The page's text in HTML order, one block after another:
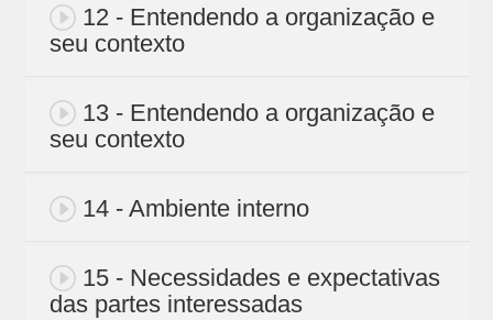
12 - Entendendo a organização e
seu contexto
13 - Entendendo a organização e
seu contexto
14 - Ambiente interno
15 - Necessidades e expectativas
das partes interessadas